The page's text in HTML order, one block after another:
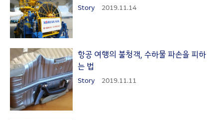
Story 2019.11.14
항공 여행의 불청객, 수하물 파손을 피하
는 법
Story 2019.11.11